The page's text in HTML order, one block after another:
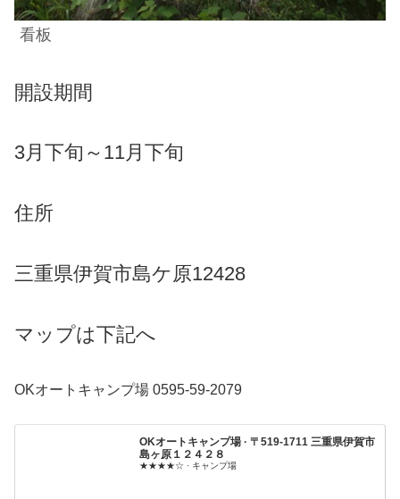
看板
開設期間
3月下旬～11月下旬
住所
三重県伊賀市島ケ原12428
マップは下記へ
OKオートキャンプ場 0595-59-2079
OKオートキャンプ場 · 〒519-1711 三重県伊賀市
島ヶ原１２４２８
★★★★☆ · キャンプ場